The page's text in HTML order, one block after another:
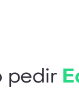
pedir